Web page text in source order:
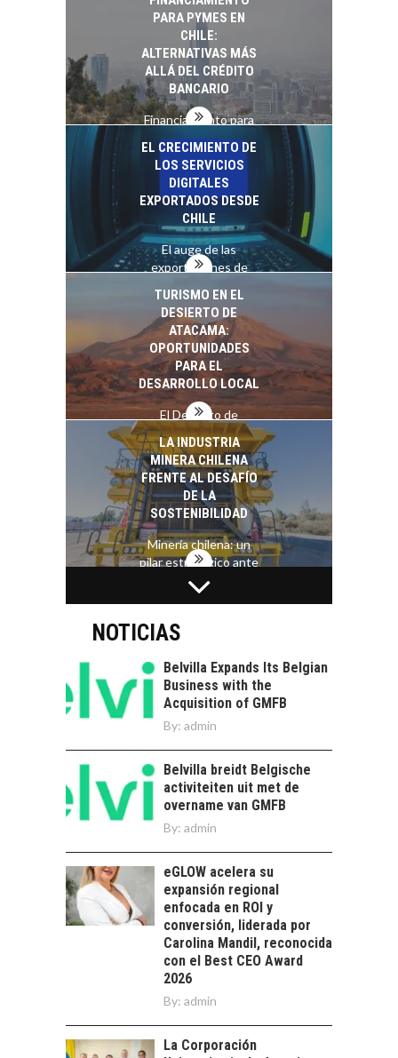
PARA PYMES EN
CHILE:
ALTERNATIVAS MÁS
ALLÁ DEL CRÉDITO
BANCARIO
Financiamiento para
pymes en Chile:
alternativas que
trascienden el
crédito…
EL CRECIMIENTO DE
LOS SERVICIOS
DIGITALES
EXPORTADOS DESDE
CHILE
El auge de las
exportaciones de
Chile:…
TURISMO EN EL
DESIERTO DE
ATACAMA:
OPORTUNIDADES
PARA EL
DESARROLLO LOCAL
El Desierto de
Atacama: Motor
Estratégico para el
Desarrollo Turístico…
LA INDUSTRIA
MINERA CHILENA
FRENTE AL DESAFÍO
DE LA
SOSTENIBILIDAD
Minería chilena: un
pilar estratégico ante
el reto ineludible de…
CAPITAL DE RIESGO
EN CHILE:
OPORTUNIDADES
PARA STARTUPS Y
NUEVOS NEGOCIOS
Capital de riesgo en
Chile: motor de
innovación para
TIPO DE CAMBIO EN
LAS EMPRESAS
CHILENAS
El tipo de cambio
determinante en la
economía…
FINANCIAMIENTO
PARA PYMES EN
CHILE:
ALTERNATIVAS MÁS
ALLÁ DEL CRÉDITO
BANCARIO
Financiamiento para
pymes en Chile:
alternativas que
LOS SERVICIOS
NOTICIAS
Belvilla Expands Its Belgian
Business with the
Acquisition of GMFB
By: admin
Belvilla breidt Belgische
activiteiten uit met de
overname van GMFB
By: admin
eGLOW acelera su
expansión regional
enfocada en ROI y
conversión, liderada por
Carolina Mandil, reconocida
con el Best CEO Award
2026
By: admin
La Corporación